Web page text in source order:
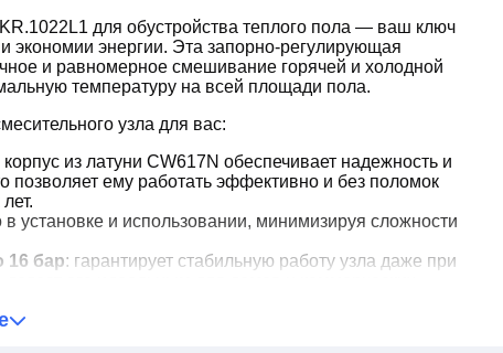
для обустройства теплого пола — ваш ключ
экономии энергии. Эта запорно-регулирующая
и равномерное смешивание горячей и холодной
температуру на всей площади пола.
узла для вас:
корпус из латуни CW617N обеспечивает надежность и
позволяет ему работать эффективно и без поломок
в установке и использовании, минимизируя сложности
16 бар: гарантирует стабильную работу узла даже при